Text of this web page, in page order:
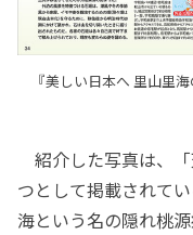
『美しい日本へ 里山里
紹介した写真は、
つとして掲載されて
海という名の隠れ桃